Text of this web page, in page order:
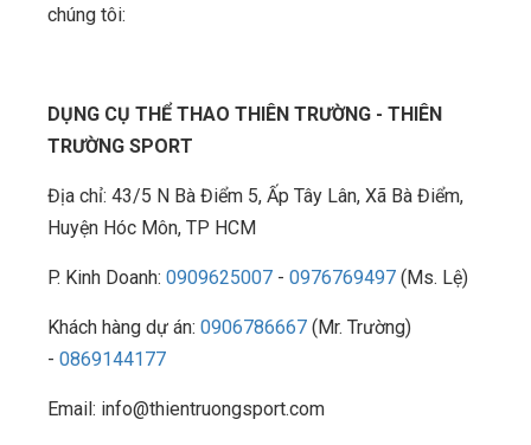
chúng tôi:
DỤNG CỤ THỂ THAO THIÊN TRƯỜNG - THIÊN
TRƯỜNG SPORT
Địa chỉ: 43/5 N Bà Điểm 5, Ấp Tây Lân, Xã Bà Điểm,
Huyện Hóc Môn, TP HCM
P. Kinh Doanh: 0909625007 - 0976769497 (Ms. Lệ)
Khách hàng dự án: 0906786667 (Mr. Trường)
- 0869144177
Email: info@thientruongsport.com